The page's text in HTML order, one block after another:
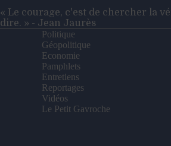
italienne
« Le courage, c'est de chercher la
dire. » - Jean Jaurès
Politique
Géopolitique
Economie
Pamphlets
Entretiens
Reportages
Vidéos
Le Petit Gavroche